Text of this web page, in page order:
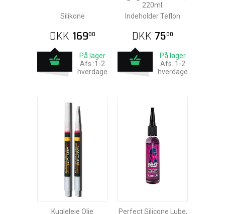
Silikone
DKK 16900
På lager
Afs.:1-2
hverdage
220ml.
Indeholder Teflon
DKK 7500
På lager
Afs.:1-2
hverdage
Kugleleje Olie Perfect Silicone Lube,